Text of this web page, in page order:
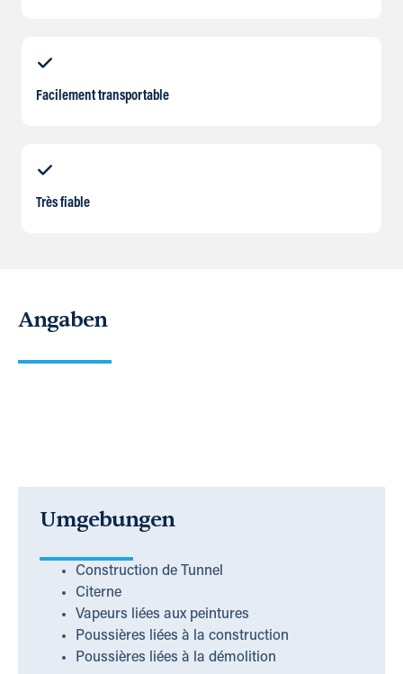
Facilement transportable
Très fiable
Angaben
Umgebungen
Construction de Tunnel
Citerne
Vapeurs liées aux peintures
Poussières liées à la construction
Poussières liées à la démolition